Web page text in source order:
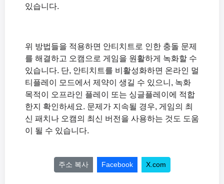
있습니다.
위 방법들을 적용하면 안티치트로 인한 충돌 문제
를 해결하고 오캠으로 게임을 원활하게 녹화할 수
있습니다. 단, 안티치트를 비활성화하면 온라인 멀
티플레이 모드에서 제약이 생길 수 있으니, 녹화
목적이 오프라인 플레이 또는 싱글플레이에 적합
한지 확인하세요. 문제가 지속될 경우, 게임의 최
신 패치나 오캠의 최신 버전을 사용하는 것도 도움
이 될 수 있습니다.
주소 복사 Facebook X.com